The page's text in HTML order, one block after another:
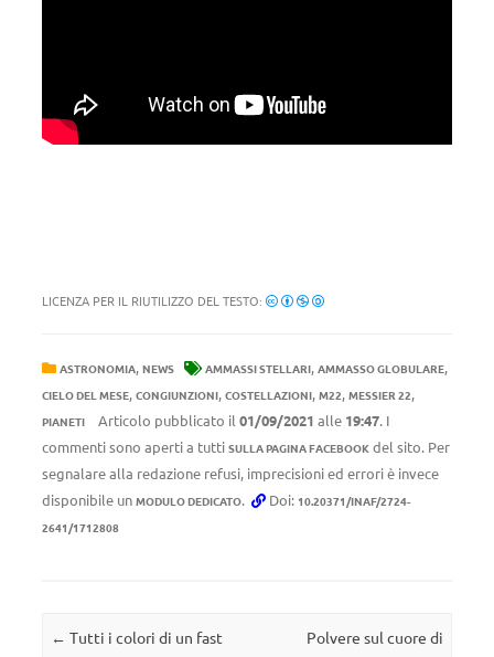
LICENZA PER IL RIUTILIZZO DEL TESTO:
ASTRONOMIA, NEWS AMMASSI STELLARI, AMMASSO GLOBULARE,
CIELO DEL MESE, CONGIUNZIONI, COSTELLAZIONI, M22, MESSIER 22,
PIANETI Articolo pubblicato il 01/09/2021 alle 19:47. I
commenti sono aperti a tutti SULLA PAGINA FACEBOOK del sito. Per
segnalare alla redazione refusi, imprecisioni ed errori è invece
disponibile un MODULO DEDICATO. Doi: 10.20371/INAF/2724-
2641/1712808
Navigazione articolo
← Tutti i colori di un fast
Polvere sul cuore di